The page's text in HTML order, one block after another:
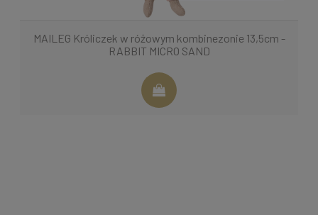
MAILEG Króliczek w różowym kombinezonie 13,5cm -
RABBIT MICRO SAND